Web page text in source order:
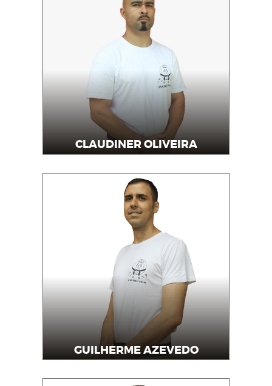
CLAUDINER OLIVEIRA
Instrutor
GUILHERME AZEVEDO
Instrutor